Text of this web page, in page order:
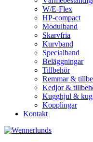
W/E-Flex
HP-compact
Modulband
Skarvfria
Kurvband
Specialband
Beläggningar
Tillbehör
Remmar &
Kedjor &
Kugghjul &
Kopplingar
Kontakt